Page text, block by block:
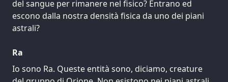
del sangue per rimanere nel fisico? Entrano ed
escono dalla nostra densità fisica da uno dei piani
astrali?
Ra
Io sono Ra. Queste entità sono, diciamo, creature